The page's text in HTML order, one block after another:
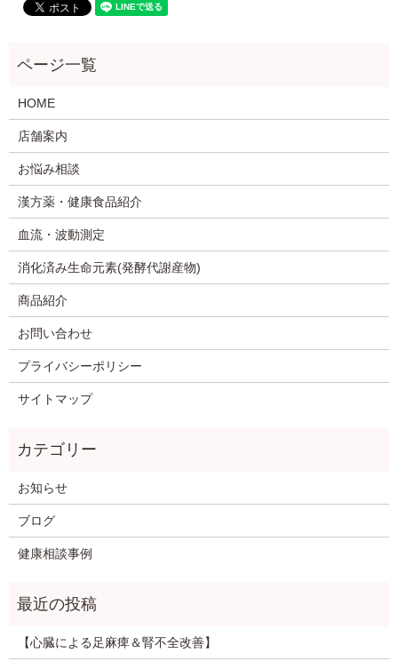
HOME
店舗案内
お悩み相談
漢方薬・健康食品紹介
血流・波動測定
消化済み生命元素(発酵代謝産物)
商品紹介
お問い合わせ
プライバシーポリシー
サイトマップ
お知らせ
ブログ
健康相談事例
【心臓による足麻痺＆腎不全改善】